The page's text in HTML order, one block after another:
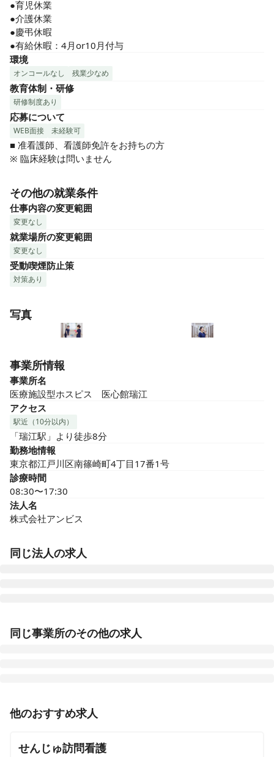
●育児休業
●介護休業
●慶弔休暇
●有給休暇：4月or10月付与
環境
オンコールなし 残業少なめ
教育体制・研修
研修制度あり
応募について
WEB面接 未経験可
■ 准看護師、看護師免許をお持ちの方
※ 臨床経験は問いません
その他の就業条件
仕事内容の変更範囲
変更なし
就業場所の変更範囲
変更なし
受動喫煙防止策
対策あり
写真
事業所情報
事業所名
医療施設型ホスピス　医心館瑞江
アクセス
駅近（10分以内）
「瑞江駅」より徒歩8分
勤務地情報
東京都江戸川区南篠崎町4丁目17番1号
診療時間
08:30〜17:30
法人名
株式会社アンビス
同じ法人の求人
愛知県豊田市浄水町原山277
医療施設型ホスピス 医心館府中
同じ事業所のその他の求人
正看護師 正社員（常勤）
【江戸川区 / 瑞江駅】日勤のみ常勤 / 医療施設型ホスピ
他のおすすめ求人
せんじゅ訪問看護